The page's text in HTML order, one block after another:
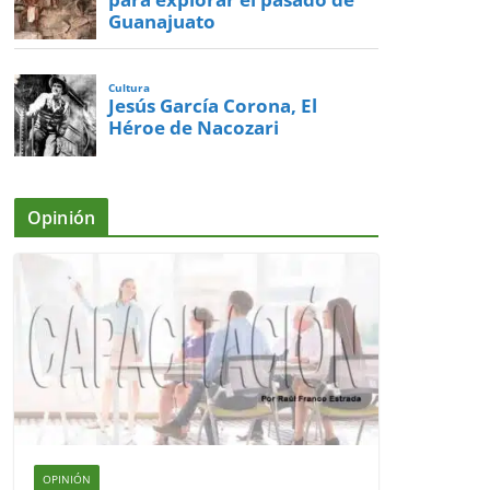
Guanajuato
Cultura
Jesús García Corona, El
Héroe de Nacozari
Opinión
OPINIÓN